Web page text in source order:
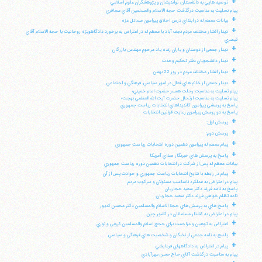
توصيه هايي به دانشمندان، نوانديشان و پژوهشگران علوم اسلامي
پيام تسليت به مناسبت درگذشت حجة الاسلام والمسلمين آقاي مسافري
+ بيانات معظم له در ابتداي درس اخلاق پيرامون مسائل غزه
+
ديدار اقشار مختلف مردم نجف آباد با معظم له در اعتراض به برخورد دادگاهويژه روحانيت با حجة الاسلام آقاي
قيصري
+ ديدار جمعي از دوستان و ياران زنده ياد مرحوم مهندس بازرگان
+ ديدار دانشجويان دفتر تحكيم وحدت
+ ديدار اقشار مختلف مردم در روز 22 بهمن
+
ديدار جمعي از خانم هاي فعال در امور سياسي، فرهنگي و اجتماعي
پيام تسليت به مناسبت رحلت همسر حضرت امام خميني؛
پيام تسليت به مناسبت ارتحال حضرت آيت الله العظمي بهجت؛
پاسخ به پرسشي پيرامون كانديداهاي انتخابات رياست جمهوري
پاسخ به دو پرسش پيرامون رعايت قوانين انتخابات
+ پرسش اول:
+ پرسش دوم:
+ پيام معظم له پيرامون دهمين دوره انتخابات رياست جمهوري
+
پاسخ به پرسش هاي خبرنگار صداي آمريكا
بيانات معظم له پس از شركت در انتخابات دهمين دوره رياست جمهوري
+
پيام در رابطه با نتايج انتخابات رياست جمهوري و حوادث پس از آن
پيام در اعتراض به عملكرد نامناسب مسئولان و سركوب مردم
پاسخ به نامه فرزند دكتر سعيد حجاريان
نامه تظلم خواهي فرزند دكتر سعيد حجاريان:
+
پاسخ هاي به پرسش هاي حجة الاسلام والمسلمين دكتر محسن كديور
پيام در اعتراض به كشتار مسلمانان در كشور چين
+ اعتراض به توهين و مزاحمت براي حجج اسلام والمسلمين كروبي و نوري
+ پاسخ به نامه جمعي از نخبگان و شخصيت هاي فرهنگي و سياسي
+
پيام در اعتراض به دادگاههاي فرمايشي
پيام به مناسبت درگذشت آقاي حاج حسن مهرآبادي